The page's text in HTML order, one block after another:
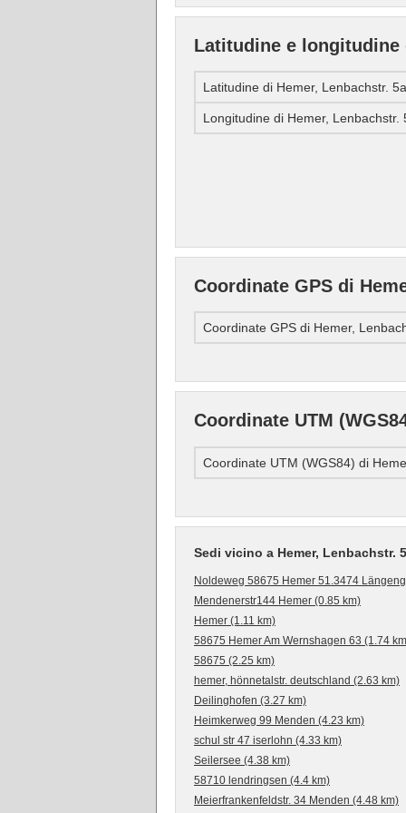
Latitudine e longitudine
Latitudine di Hemer, Lenbachstr. 5a
Longitudine di Hemer, Lenbachstr.
Coordinate GPS di
Coordinate GPS di Hemer,
Coordinate UTM
Coordinate UTM (WGS84) di
Sedi vicino a Hemer, Lenbachstr.
Noldeweg 58675 Hemer 51.3474
Mendenerstr144 Hemer (0.85 km)
Hemer (1.11 km)
58675 Hemer Am Wernshagen 63 (1.74
58675 (2.25 km)
hemer, hönnetalstr. deutschland (2.63 km)
Deilinghofen (3.27 km)
Heimkerweg 99 Menden (4.23 km)
schul str 47 iserlohn (4.33 km)
Seilersee (4.38 km)
58710 lendringsen (4.4 km)
Meierfrankenfeldstr. 34 Menden (4.48 km)